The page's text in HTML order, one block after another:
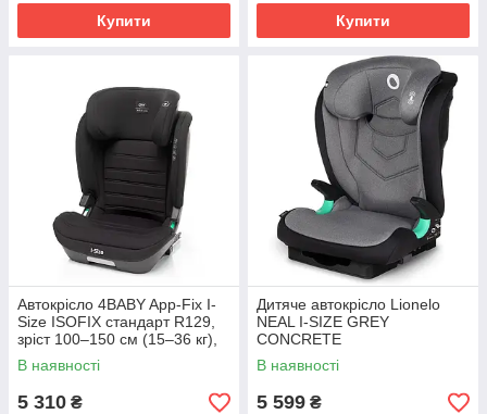
Купити Купити
Автокрісло 4BABY App-Fix I-
Size ISOFIX стандарт R129,
зріст 100–150 см (15–36 кг),
підголівник 10 рівнів,
регульоване сидіння, від
В наявності
5 310 ₴
Дитяче автокрісло Lionelo
NEAL I-SIZE GREY
CONCRETE
В наявності
5 599 ₴